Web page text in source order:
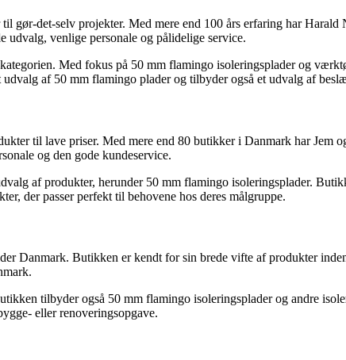
gør-det-selv projekter. Med mere end 100 års erfaring har
udvalg, venlige personale og pålidelige service.
Med fokus på 50 mm flamingo isoleringsplader og
af 50 mm flamingo plader og tilbyder også et udvalg af
til lave priser. Med mere end 80 butikker i Danmark har Jem
og den gode kundeservice.
af produkter, herunder 50 mm flamingo isoleringsplader.
der passer perfekt til behovene hos deres målgruppe.
Danmark. Butikken er kendt for sin brede vifte af produkter
tilbyder også 50 mm flamingo isoleringsplader og andre
eller renoveringsopgave.